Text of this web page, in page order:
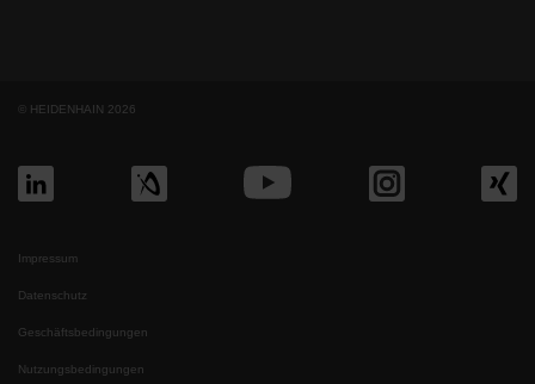
© HEIDENHAIN 2026
Impressum
Datenschutz
Geschäftsbedingungen
Nutzungsbedingungen